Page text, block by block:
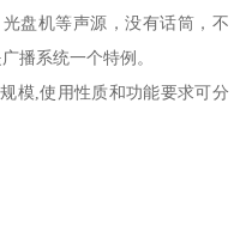
盘机等声源，没有话筒，不
播系统一个特例。
模,使用性质和功能要求可分